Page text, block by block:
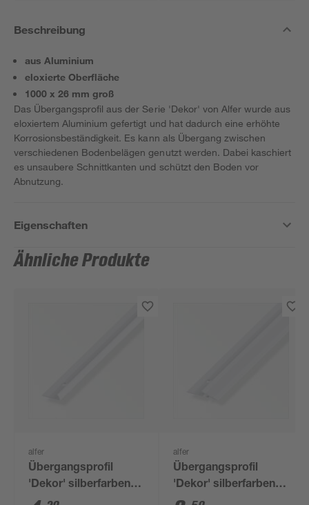
Beschreibung
aus Aluminium
eloxierte Oberfläche
1000 x 26 mm groß
Das Übergangsprofil aus der Serie 'Dekor' von Alfer wurde aus
eloxiertem Aluminium gefertigt und hat dadurch eine erhöhte
Korrosionsbeständigkeit. Es kann als Übergang zwischen
verschiedenen Bodenbelägen genutzt werden. Dabei kaschiert
es unsaubere Schnittkanten und schützt den Boden vor
Abnutzung.
Eigenschaften
Ähnliche Produkte
alfer
Übergangsprofil
'Dekor' silberfarben
1000 x 20,5 mm
alfer
Übergangsprofil
'Dekor' silberfarben
38 x 3 x 1000 mm